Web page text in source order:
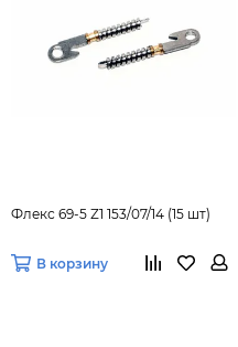
Флекс 69-5 Z1 153/07/14 (15 шт)
В корзину